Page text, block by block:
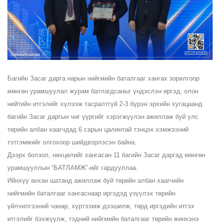
Багийн Засаг дарга нарын нийгмийн баталгааг хангах зорилгоор
мөнгөн урамшуулал журам батлагдсаныг үндэслэн иргэд, олон
нийтийн итгэлийг хүлээж тасралтгүй 2-3 бүрэн эрхийн хугацаанд
багийн Засаг даргын чиг үүргийг хэрэгжүүлэн ажиллаж буй улс
төрийн албан хаагчдад 6 сарын цалинтай тэнцэх хэмжээний
тэтгэмжийг олгохоор шийдвэрлэсэн байна.
Дээрх болзол, нөхцөлийг хангасан 11 багийн Засаг даргад мөнгөн
урамшууллын “БАТЛАМЖ”-ийг гардууллаа.
Ийнхүү анхан шатанд ажиллаж буй төрийн албан хаагчийн
нийгмийн баталгааг хангаснаар иргэдэд үзүүлэх төрийн
үйлчилгээний чанар, хүртээмж дээшилж, төрд иргэдийн итгэх
итгэлийг бэхжүүлж, тэдний нийгмийн баталгааг төрийн жинхэнэ